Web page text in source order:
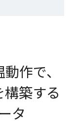
作で、
築する
タ